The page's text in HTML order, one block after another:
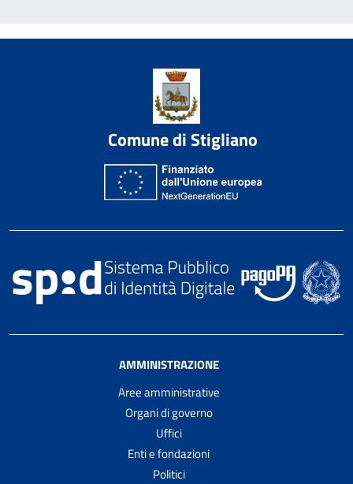
Comune di Stigliano
AMMINISTRAZIONE
Aree amministrative
Organi di governo
Uffici
Enti e fondazioni
Politici